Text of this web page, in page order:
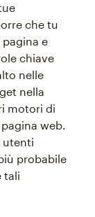
che tu
e
chiave
nelle
nella
motori di
web.
utenti
probabile
tali